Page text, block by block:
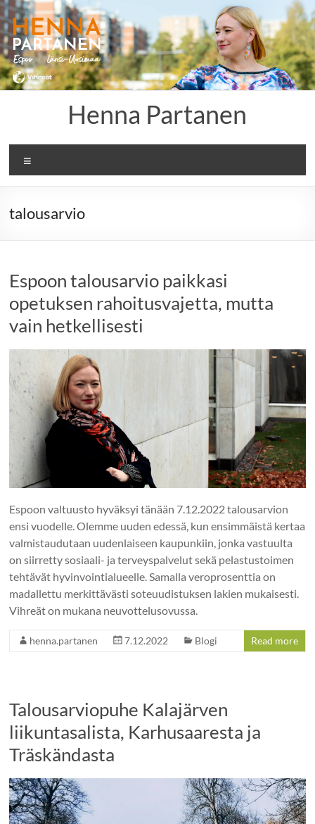
Skip
to
content
Henna Partanen
talousarvio
Espoon talousarvio paikkasi
opetuksen rahoitusvajetta, mutta
vain hetkellisesti
Espoon valtuusto hyväksyi tänään 7.12.2022 talousarvion
ensi vuodelle. Olemme uuden edessä, kun ensimmäistä kertaa
valmistaudutaan uudenlaiseen kaupunkiin, jonka vastuulta
on siirretty sosiaali- ja terveyspalvelut sekä pelastustoimen
tehtävät hyvinvointialueelle. Samalla veroprosenttia on
madallettu merkittävästi soteuudistuksen lakien mukaisesti.
Vihreät on mukana neuvottelusovussa.
henna.partanen 7.12.2022 Blogi Read more
Talousarviopuhe Kalajärven
liikuntasalista, Karhusaaresta ja
Träskändasta